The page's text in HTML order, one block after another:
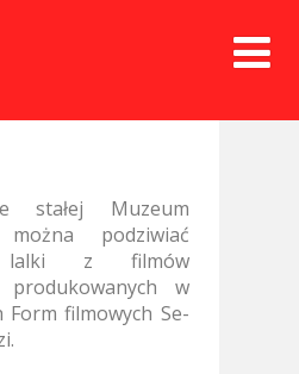
stałej Muzeum
można podziwiać
lalki z filmów
produkowanych w
Form filmowych Se-